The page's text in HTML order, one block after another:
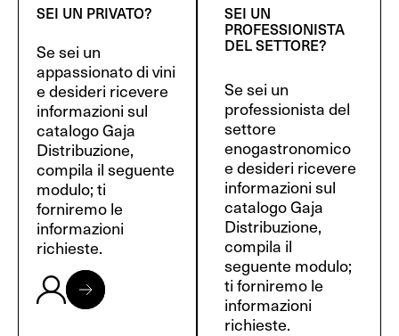
SEI UN PRIVATO?
Se sei un
appassionato di vini
e desideri ricevere
informazioni sul
catalogo Gaja
Distribuzione,
compila il seguente
modulo; ti
forniremo le
informazioni
richieste.
SEI UN
PROFESSIONISTA
DEL SETTORE?
Se sei un
professionista del
settore
enogastronomico
e desideri ricevere
informazioni sul
catalogo Gaja
Distribuzione,
compila il
seguente modulo;
ti forniremo le
informazioni
richieste.